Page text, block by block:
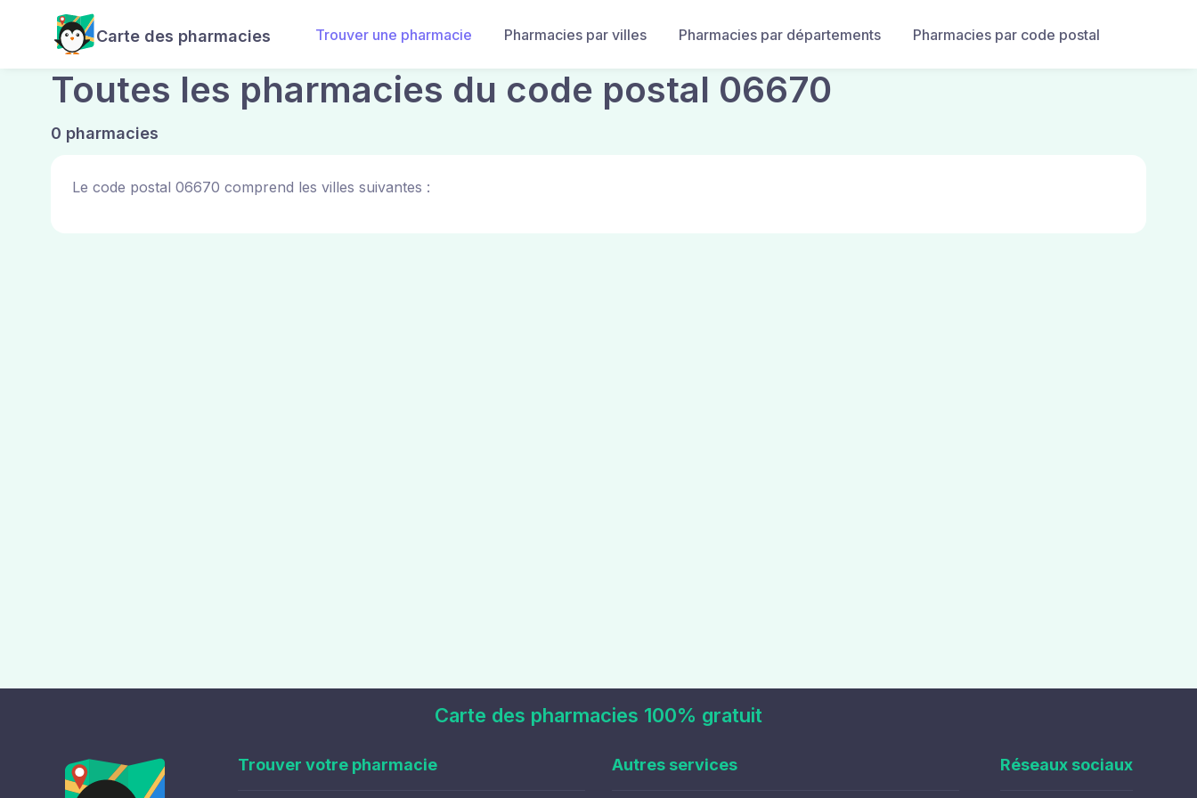
Carte des pharmacies Trouver une pharmacie Pharmacies par villes Pharmacies par départements Pharmacies par code postal
Toutes les pharmacies du code postal 06670
0 pharmacies
Le code postal 06670 comprend les villes suivantes :
Carte des pharmacies 100% gratuit
Trouver votre pharmacie Autres services Réseaux sociaux